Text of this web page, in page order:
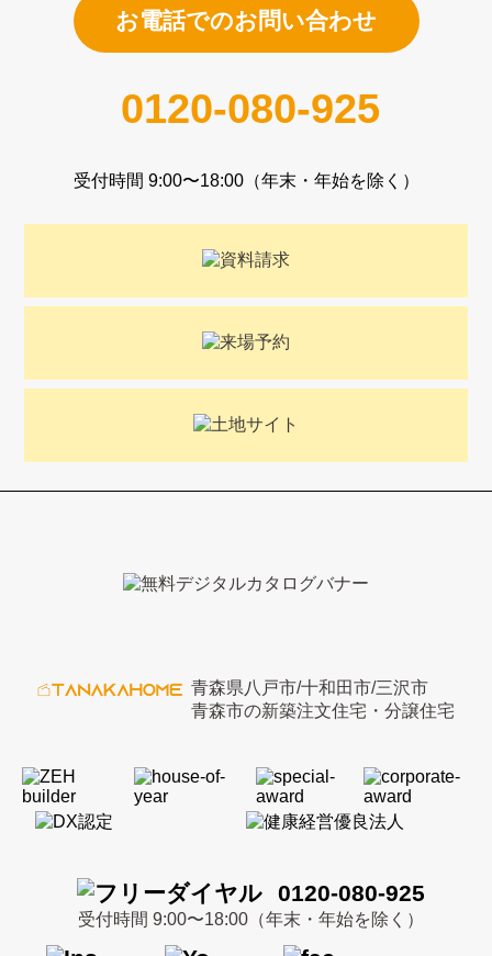
お電話でのお問い合わせ
0120-080-925
受付時間 9:00〜18:00（年末・年始を除く）
青森県八戸市/十和田市/三沢市
青森市の新築注文住宅・分譲住宅
0120-080-925
受付時間 9:00〜18:00（年末・年始を除く）